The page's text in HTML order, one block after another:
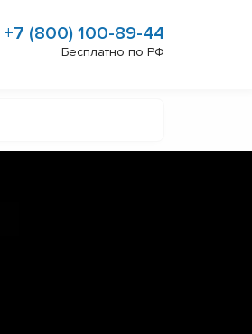
+7 (800) 100-89-44
Бесплатно по РФ